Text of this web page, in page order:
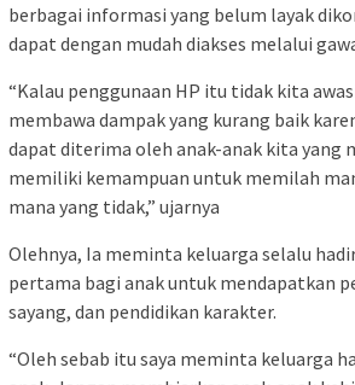
berbagai informasi yang belum layak
dapat dengan mudah diakses melalui
“Kalau penggunaan HP itu tidak kita
membawa dampak yang kurang baik
dapat diterima oleh anak-anak kita yang
memiliki kemampuan untuk memilah
mana yang tidak,” ujarnya
Olehnya, Ia meminta keluarga selalu
pertama bagi anak untuk mendapatkan
sayang, dan pendidikan karakter.
“Oleh sebab itu saya meminta keluarga